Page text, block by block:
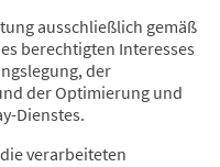
ausschließlich gemäß
berechtigten Interesses
der
der Optimierung und
Dienstes.
verarbeiteten